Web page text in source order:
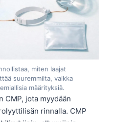
miten laajat
suuremmilta, vaikka
määrityksiä.
CMP, jota myydään
rinnalla. CMP